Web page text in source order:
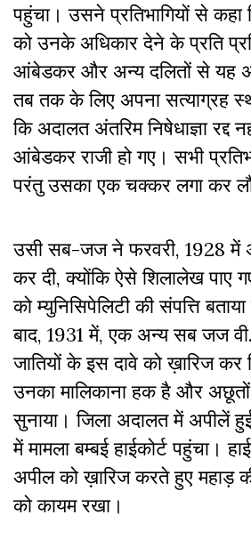
पहुंचा। उसने प्रतिभागियों से
को उनके अधिकार देने के प्रति
आंबेडकर और अन्य दलितों से यह
तब तक के लिए अपना सत्याग्रह
कि अदालत अंतरिम निषेधाज्ञा रद्द
आंबेडकर राजी हो गए। सभी
परंतु उसका एक चक्कर लगा कर
उसी सब-जज ने फरवरी, 1928 में
कर दी, क्योंकि ऐसे शिलालेख पाए
को म्युनिसिपेलिटी की संपत्ति
बाद, 1931 में, एक अन्य सब जज
जातियों के इस दावे को ख़ारिज कर
उनका मालिकाना हक है और
सुनाया। जिला अदालत में अपीलें
में मामला बम्बई हाईकोर्ट पहुंचा।
अपील को ख़ारिज करते हुए महाड़
को कायम रखा।